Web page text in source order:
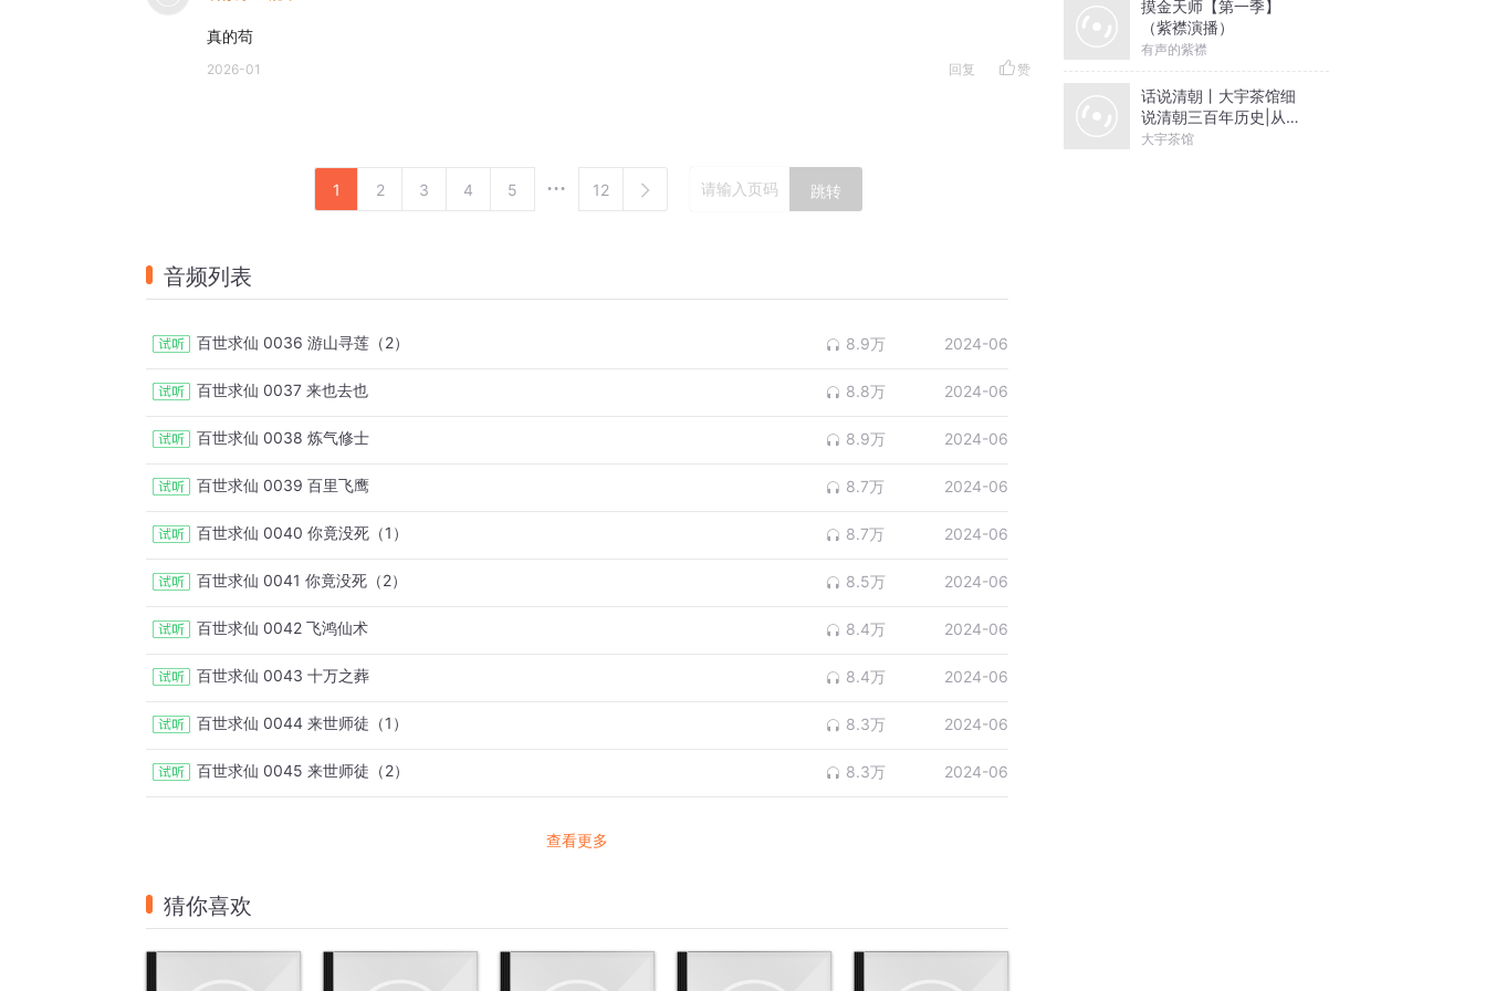
真的苟
2026-01 回复 赞
1 2 3 4 5 12 跳转
音频列表
百世求仙 0036 游山寻莲（2） 8.9万 2024-06
百世求仙 0037 来也去也 8.8万 2024-06
百世求仙 0038 炼气修士 8.9万 2024-06
百世求仙 0039 百里飞鹰 8.7万 2024-06
百世求仙 0040 你竟没死（1） 8.7万 2024-06
百世求仙 0041 你竟没死（2） 8.5万 2024-06
百世求仙 0042 飞鸿仙术 8.4万 2024-06
百世求仙 0043 十万之葬 8.4万 2024-06
百世求仙 0044 来世师徒（1） 8.3万 2024-06
百世求仙 0045 来世师徒（2） 8.3万 2024-06
查看更多
猜你喜欢
摸金天师【第一季】
（紫襟演播）
有声的紫襟
话说清朝丨大宇茶馆细
说清朝三百年历史|从努
尔哈赤到末代皇帝溥仪|
大宇茶馆